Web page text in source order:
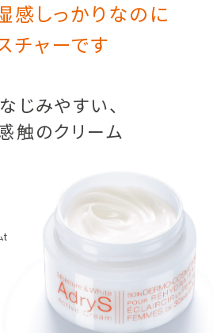
感しっかりなのに
チャーです
じみやすい、
触のクリーム
t